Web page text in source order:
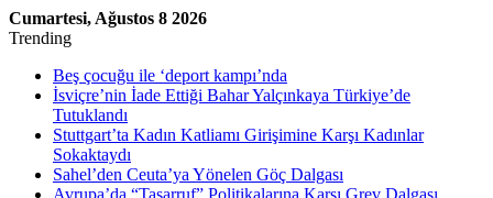
Cumartesi, Ağustos 8 2026
Trending
Beş çocuğu ile ‘deport kampı’nda
İsviçre’nin İade Ettiği Bahar Yalçınkaya Türkiye’de
Tutuklandı
Stuttgart’ta Kadın Katliamı Girişimine Karşı Kadınlar
Sokaktaydı
Sahel’den Ceuta’ya Yönelen Göç Dalgası
Avrupa’da “Tasarruf” Politikalarına Karşı Grev Dalgası